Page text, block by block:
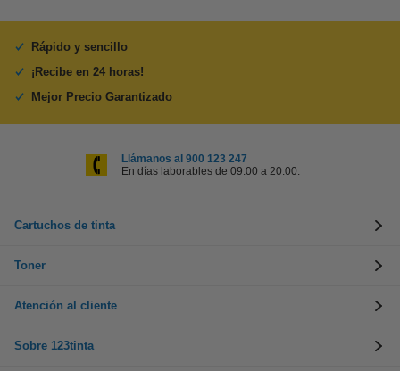
Rápido y sencillo
¡Recibe en 24 horas!
Mejor Precio Garantizado
Llámanos al 900 123 247
En días laborables de 09:00 a 20:00.
Cartuchos de tinta
Toner
Atención al cliente
Sobre 123tinta